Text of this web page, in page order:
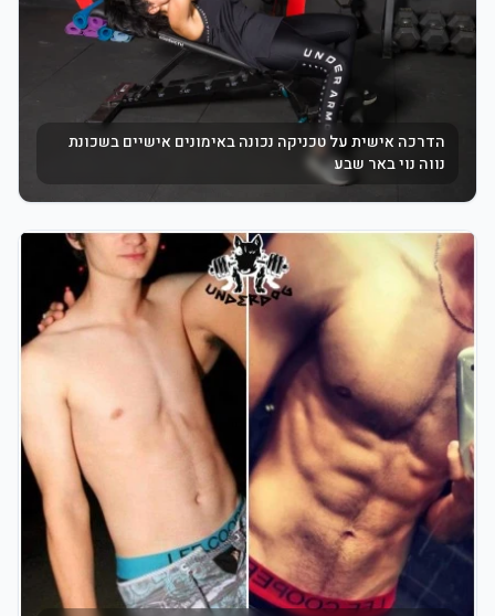
הדרכה אישית על טכניקה נכונה באימונים אישיים בשכונת
נווה נוי באר שבע